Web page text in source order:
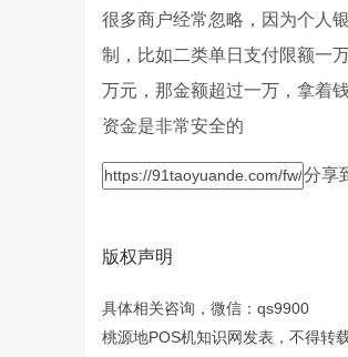
很多商户经常忽略，因为个人
制，比如二类单日支付限额一
万元，那金额超过一万，拿着
资金是非常安全的
分享
版权声明
具体相关咨询，微信：qs9900
桃源地POS机知识网发表，不得转载